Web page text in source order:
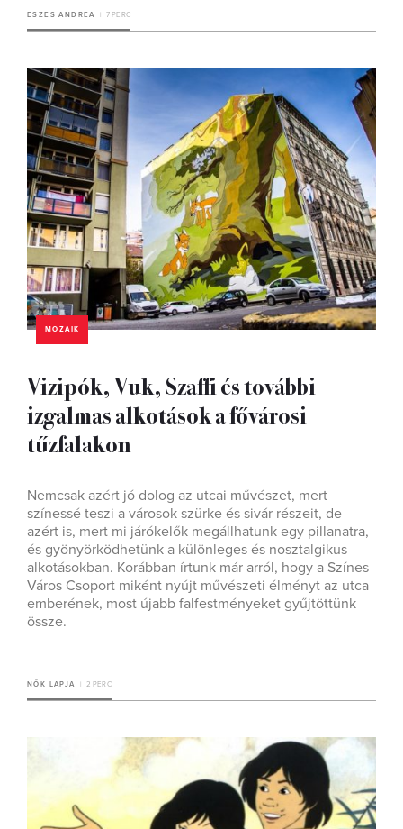
ESZES ANDREA 7 PERC
MOZAIK
Vizipók, Vuk, Szaffi és további
izgalmas alkotások a fővárosi
tűzfalakon
Nemcsak azért jó dolog az utcai művészet, mert
színessé teszi a városok szürke és sivár részeit, de
azért is, mert mi járókelők megállhatunk egy pillanatra,
és gyönyörködhetünk a különleges és nosztalgikus
alkotásokban. Korábban írtunk már arról, hogy a Színes
Város Csoport miként nyújt művészeti élményt az utca
emberének, most újabb falfestményeket gyűjtöttünk
össze.
NŐK LAPJA 2 PERC